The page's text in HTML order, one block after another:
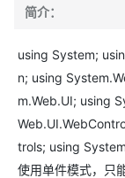
简介：
using System;
n; using
m.Web.UI; using
trols; using
使用单件模式，只